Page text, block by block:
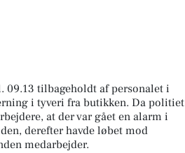
09.13 tilbageholdt af personalet i
i tyveri fra butikken. Da politiet
at der var gået en alarm i
derefter havde løbet mod
medarbejder.